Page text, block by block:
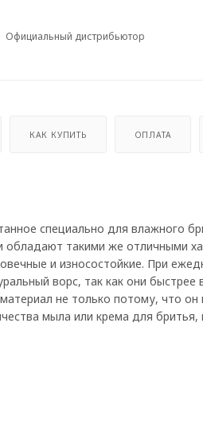
Официальный дистрибьютор
КАК КУПИТЬ ОПЛАТА
специально для влажного
такими же отличными
и износостойкие. При
ворс, так как они
не только потому, что он
мыла или крема для бритья,